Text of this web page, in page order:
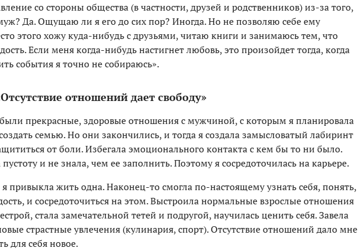
со стороны общества (в частности, друзей и родственников) из-за того,
Да. Ощущаю ли я его до сих пор? Иногда. Но не позволяю себе ему
этого хожу куда-нибудь с друзьями, читаю книги и занимаюсь тем, что
Если меня когда-нибудь настигнет любовь, это произойдет тогда, когда
события я точно не собираюсь».
отношений дает свободу»
прекрасные, здоровые отношения с мужчиной, с которым я планировала
семью. Но они закончились, и тогда я создала замысловатый лабиринт
от боли. Избегала эмоционального контакта с кем бы то ни было.
и не знала, чем ее заполнить. Поэтому я сосредоточилась на карьере.
привыкла жить одна. Наконец-то смогла по-настоящему узнать себя, понять,
и сосредоточиться на этом. Выстроила нормальные взрослые отношения
стала замечательной тетей и подругой, научилась ценить себя. Завела
страстные увлечения (кулинария, спорт). Отсутствие отношений дало мне
для себя новое.